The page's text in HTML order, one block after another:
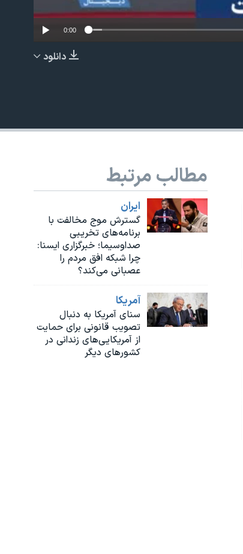
EMBED
0:00
دانلود
مطالب مرتبط
ايران
گسترش موج مخالفت با
برنامه‌های تخریبی
صداوسیما؛ خبرگزاری ایسنا:
چرا شبکه افق مردم را
عصبانی می‌کند؟
آمريکا
سنای آمریکا به دنبال
تصویب قانونی برای حمایت
از آمریکایی‌های زندانی در
کشورهای دیگر